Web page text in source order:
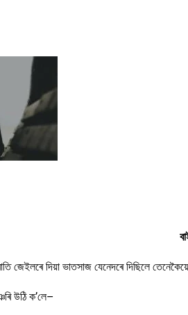
জেইলৰে দিয়া ভাতসাজ যেনেদৰে দিছিলে
উঠি ক’লে–